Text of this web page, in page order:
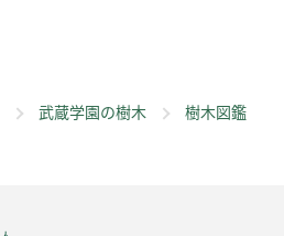
武蔵学園の樹木
樹木図鑑